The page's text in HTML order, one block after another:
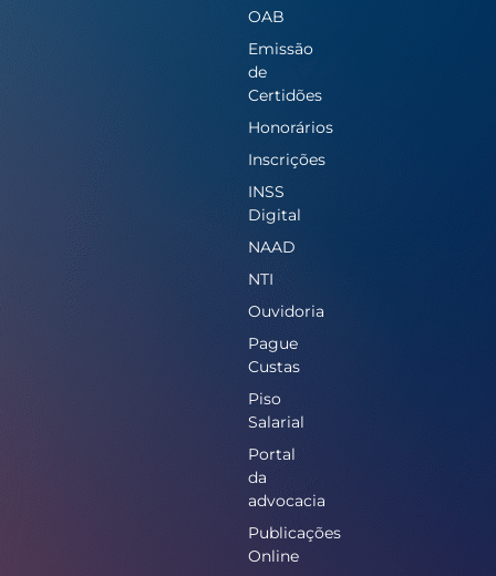
OAB
Emissão
de
Certidões
Honorários
Inscrições
INSS
Digital
NAAD
NTI
Ouvidoria
Pague
Custas
Piso
Salarial
Portal
da
advocacia
Publicações
Online